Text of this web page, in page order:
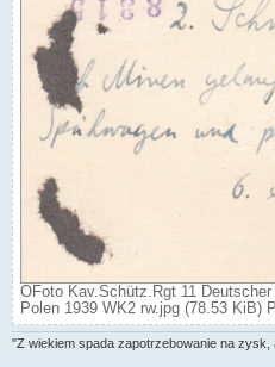
OFoto Kav.Schütz.Rgt 11
Polen 1939 WK2 rw.jpg (78.53 KiB)
"Z wiekiem spada zapotrzebowanie na